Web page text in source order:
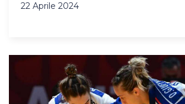
22 Aprile 2024